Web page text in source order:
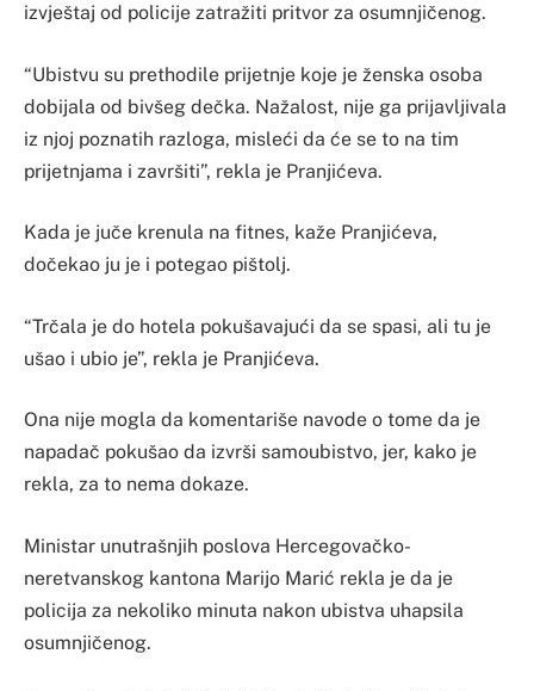
izvještaj od policije zatražiti pritvor za osumnjičenog.
“Ubistvu su prethodile prijetnje koje je ženska osoba
dobijala od bivšeg dečka. Nažalost, nije ga prijavljivala
iz njoj poznatih razloga, misleći da će se to na tim
prijetnjama i završiti”, rekla je Pranjićeva.
Kada je juče krenula na fitnes, kaže Pranjićeva,
dočekao ju je i potegao pištolj.
“Trčala je do hotela pokušavajući da se spasi, ali tu je
ušao i ubio je”, rekla je Pranjićeva.
Ona nije mogla da komentariše navode o tome da je
napadač pokušao da izvrši samoubistvo, jer, kako je
rekla, za to nema dokaze.
Ministar unutrašnjih poslova Hercegovačko-
neretvanskog kantona Marijo Marić rekla je da je
policija za nekoliko minuta nakon ubistva uhapsila
osumnjičenog.